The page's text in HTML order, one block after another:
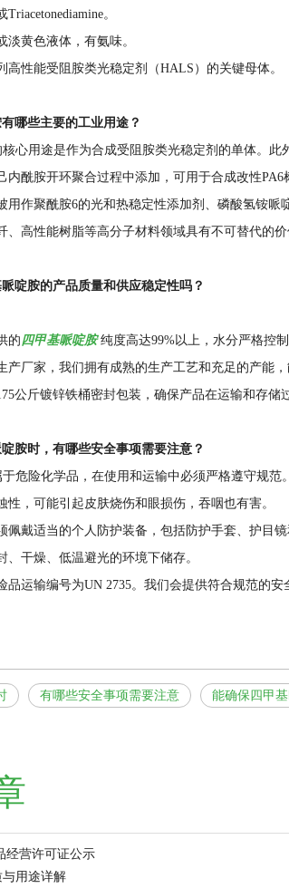
。
黄色液体，有氨味。
高性能受阻胺类光稳定剂（HALS）的关键母体。
哪些主要的工业用途？
心用途是作为合成受阻胺类光稳定剂的单体。此
内酰胺开环聚合过程中添加，可用于合成改性
用作聚酰胺6的光和热稳定性添加剂、磷酸氢铵哌
、高性能树脂等高分子材料领域具有不可替代的价
啶胺的产品质量和供应稳定性吗？
的四甲基哌啶胺 纯度高达99%以上，水分严格控
产厂家，我们拥有成熟的生产工艺和充足的产能
公斤镀锌铁桶密封包装，确保产品在运输和存储
胺时，有哪些安全事项需要注意？
于危险化学品，在使用和运输中必须严格遵守规范。
性，可能引起皮肤烧伤和眼损伤，吞咽也有害。
佩戴适当的个人防护装备，包括防护手套、护目镜
、干燥、低温避光的环境下储存。
品运输编号为UN 2735。我们会提供符合规范的安
有哪些安全事项需要注意 能确保四甲
经营许可证公示
用途详解